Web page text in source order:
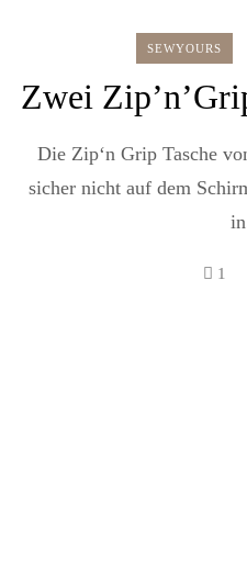
SEWYOURS
Zwei
Die Zip‘n Grip Tasche
sicher nicht auf dem
1